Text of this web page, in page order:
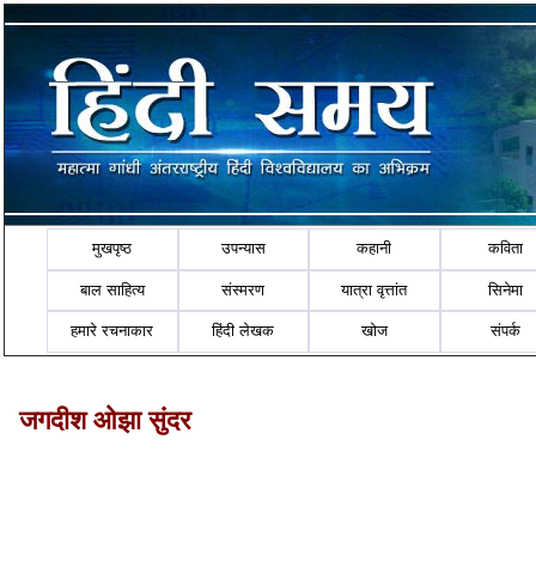
मुखपृष्ठ उपन्यास कहानी कविता
बाल साहित्य संस्मरण यात्रा वृत्तांत सिनेमा
हमारे रचनाकार हिंदी लेखक खोज संपर्क
जगदीश ओझा सुंदर